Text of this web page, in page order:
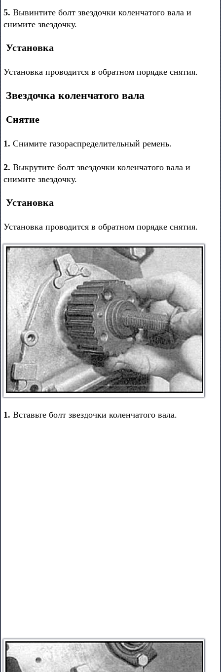
5. Вывинтите болт звездочки коленчатого вала и
снимите звездочку.
Установка
Установка проводится в обратном порядке снятия.
Звездочка коленчатого вала
Снятие
1. Снимите газораспределительный ремень.
2. Выкрутите болт звездочки коленчатого вала и
снимите звездочку.
Установка
Установка проводится в обратном порядке снятия.
1. Вставьте болт звездочки коленчатого вала.